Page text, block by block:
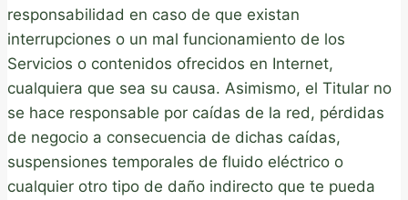
responsabilidad en caso de que existan
interrupciones o un mal funcionamiento de los
Servicios o contenidos ofrecidos en Internet,
cualquiera que sea su causa. Asimismo, el Titular no
se hace responsable por caídas de la red, pérdidas
de negocio a consecuencia de dichas caídas,
suspensiones temporales de fluido eléctrico o
cualquier otro tipo de daño indirecto que te pueda